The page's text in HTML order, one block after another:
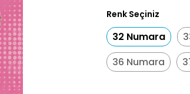
Renk Seçiniz
32 Numara
36 Numara